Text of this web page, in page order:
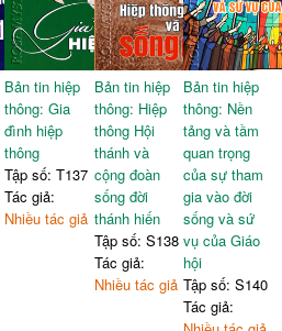
Bản tin hiệp
thông: Gia
đình hiệp
thông
Tập số: T137
Tác giả:
Nhiều tác giả
Bản tin hiệp
thông: Hiệp
thông Hội
thánh và
cộng đoàn
sống đời
thánh hiến
Tập số: S138
Tác giả:
Nhiều tác giả
Bản tin hiệp
thông: Nền
tảng và tầm
quan trọng
của sự tham
gia vào đời
sống và sứ
vụ của Giáo
hội
Tập số: S140
Tác giả: